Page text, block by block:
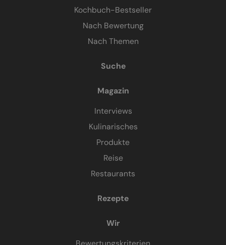
Kochbuch-Bestseller
Nach Bewertung
Nach Themen
Suche
Magazin
Interviews
Kulinarisches
Produkte
Reise
Restaurants
Rezepte
Wir